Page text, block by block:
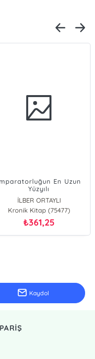
En Uzun
Yüzyılı
İLBER ORTAYLI
Kronik Kitap (75477)
₺361,25
Kaydol